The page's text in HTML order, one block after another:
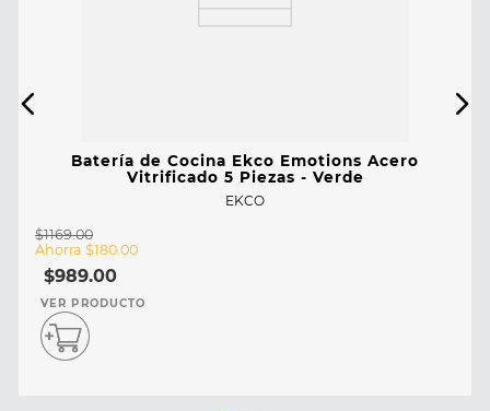
Batería de Cocina Ekco Emotions Acero
Vitrificado 5 Piezas - Verde
EKCO
$1169.00
Ahorra $180.00
$989.00
VER PRODUCTO